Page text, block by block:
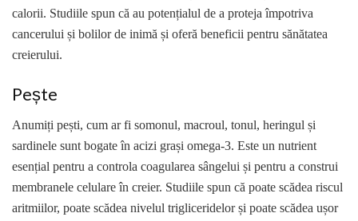
calorii. Studiile spun că au potențialul de a proteja împotriva
cancerului și bolilor de inimă și oferă beneficii pentru sănătatea
creierului.
Pește
Anumiți pești, cum ar fi somonul, macroul, tonul, heringul și
sardinele sunt bogate în acizi grași omega-3. Este un nutrient
esențial pentru a controla coagularea sângelui și pentru a construi
membranele celulare în creier. Studiile spun că poate scădea riscul
aritmiilor, poate scădea nivelul trigliceridelor și poate scădea ușor